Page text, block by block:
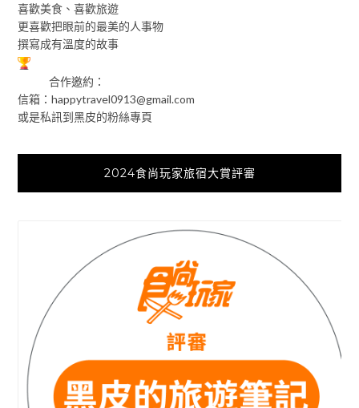
喜歡美食、喜歡旅遊
更喜歡把眼前的最美的人事物
撰寫成有溫度的故事
合作邀約：
信箱：happytravel0913@gmail.com
或是私訊到黑皮的粉絲專頁
2024食尚玩家旅宿大賞評審